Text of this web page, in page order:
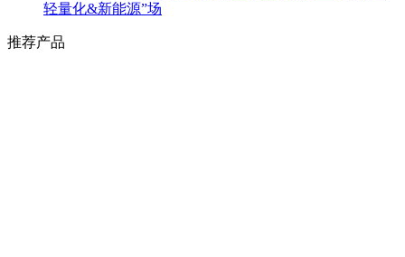
轻量化&新能源”场
推荐产品